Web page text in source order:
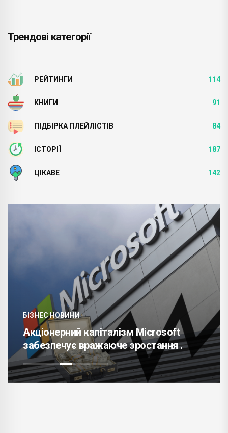
Трендові категорії
РЕЙТИНГИ 114
КНИГИ 91
ПІДБІРКА ПЛЕЙЛІСТІВ 84
ІСТОРІЇ 187
ЦІКАВЕ 142
БІЗНЕС НОВИНИ
Акціонерний капіталізм Microsoft
забезпечує вражаюче зростання .